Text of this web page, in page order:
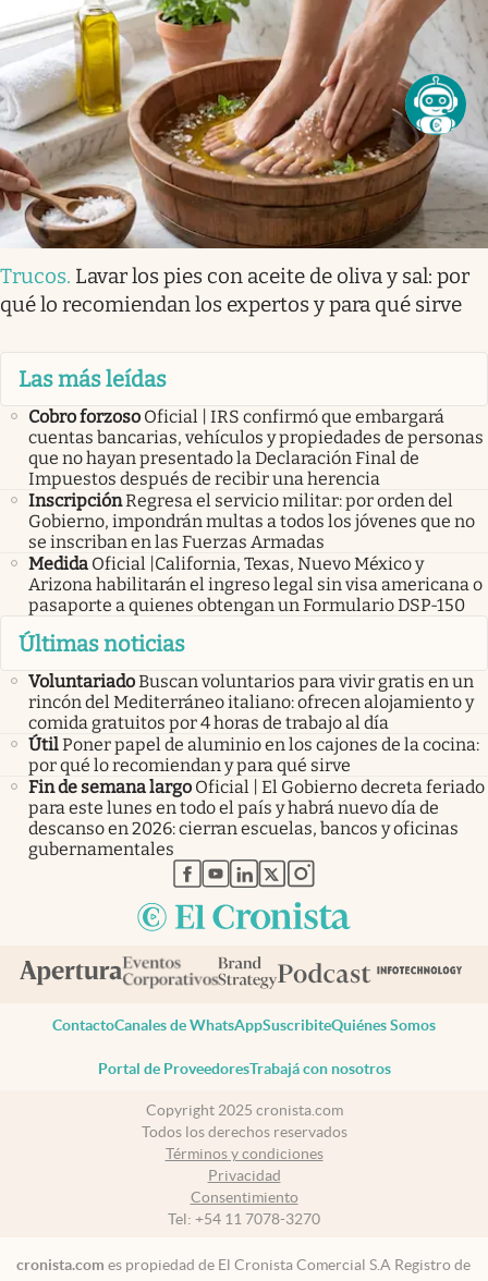
Trucos. Lavar los pies con aceite de oliva y sal: por
qué lo recomiendan los expertos y para qué sirve
Las más leídas
Cobro forzoso Oficial | IRS confirmó que embargará
cuentas bancarias, vehículos y propiedades de personas
que no hayan presentado la Declaración Final de
Impuestos después de recibir una herencia
InscripciónRegresa el servicio militar: por orden del
Gobierno, impondrán multas a todos los jóvenes que no
se inscriban en las Fuerzas Armadas
Medida Oficial |California, Texas, Nuevo México y
Arizona habilitarán el ingreso legal sin visa americana o
pasaporte a quienes obtengan un Formulario DSP-150
Últimas noticias
VoluntariadoBuscan voluntarios para vivir gratis en un
rincón del Mediterráneo italiano: ofrecen alojamiento y
comida gratuitos por 4 horas de trabajo al día
ÚtilPoner papel de aluminio en los cajones de la cocina:
por qué lo recomiendan y para qué sirve
Fin de semana largo Oficial | El Gobierno decreta feriado
para este lunes en todo el país y habrá nuevo día de
descanso en 2026: cierran escuelas, bancos y oficinas
gubernamentales
abre en nueva pestaña
abre en nueva pestaña
abre en nueva pestaña
abre en nueva pestaña
abre en nueva pestaña
ContactoCanales de WhatsAppSuscribiteQuiénes Somos
Portal de ProveedoresTrabajá con nosotros
Copyright 2025 cronista.com
Todos los derechos reservados
Términos y condiciones
Privacidad
Consentimiento
Tel: +54 11 7078-3270
cronista.com es propiedad de El Cronista Comercial S.A Registro de